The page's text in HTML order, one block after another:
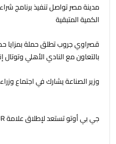
مدينة مصر تواصل تنفيذ برنامج
الكمية المتبقية
قصراوي جروب تطلق حملة
بالتعاون مع النادي الأهلي وتوتال
وزير الصناعة يشارك في اجتماع
جي بي أوتو تستعد لإطلاق علامة iCAUR في السوق المصرية